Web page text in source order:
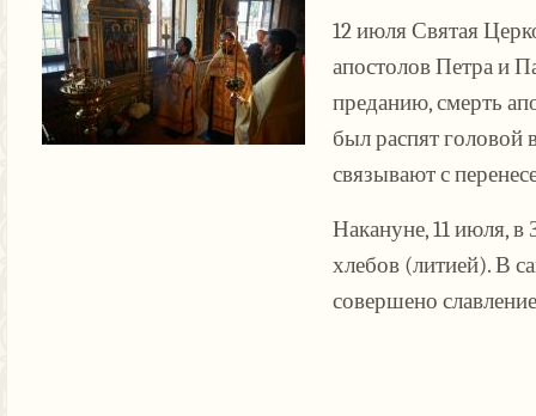
12 июля Святая
апостолов Петра и
преданию, смерть
был распят головой
связывают с
Накануне, 11 июля, в
хлебов (литией). В
совершено